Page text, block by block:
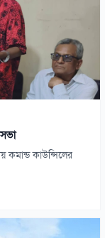
সভা
কমান্ড কাউন্সিলের